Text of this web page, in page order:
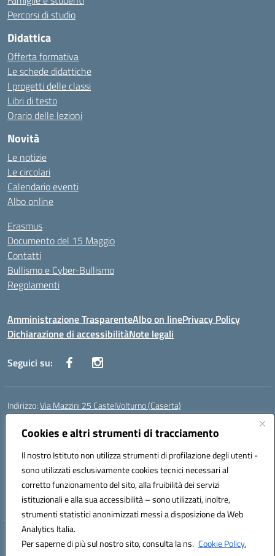
Cookies e altri strumenti di tracciamento
Il nostro Istituto non utilizza strumenti di profilazione degli utenti -
sono utilizzati esclusivamente cookies tecnici necessari al
corretto funzionamento del sito, alla fruibilità dei servizi
istituzionali e alla sua accessibilità – sono utilizzati, inoltre,
strumenti statistici anonimizzati messi a disposizione da Web
Analytics Italia.
Per saperne di più sul nostro sito, consulta la ns. Cookie Policy.
Percorsi di studio
Didattica
Offerta formativa
Le schede didattiche
I progetti delle classi
Libri di testo
Orario delle lezioni
Novità
Le notizie
Le circolari
Calendario eventi
Albo online
Erasmus
Documento del 15 Maggio
Contatti
Bullismo e Cyber-Bullismo
Regolamenti
Amministrazione TrasparenteAlbo on linePrivacy Policy
Dichiarazione di accessibilitàNote legali
Seguici su:
Indirizzo:Via Mazzini 25 CastelVolturno (Caserta)
Centralino:
Posta elettronica certificata (PEC):ceis014005@pec.istruzione.it
Codice fiscale: 93063510619
Codice meccanografico:CEIS014005
Codice Indice delle Pubbliche Amministrazioni (IPA): istsc_ceis014005
Codice unico di fatturazione (CUF): UOU8EW
Hosting & Powered by 3D Solution S.r.l.
Concept & Design by Designers Italia